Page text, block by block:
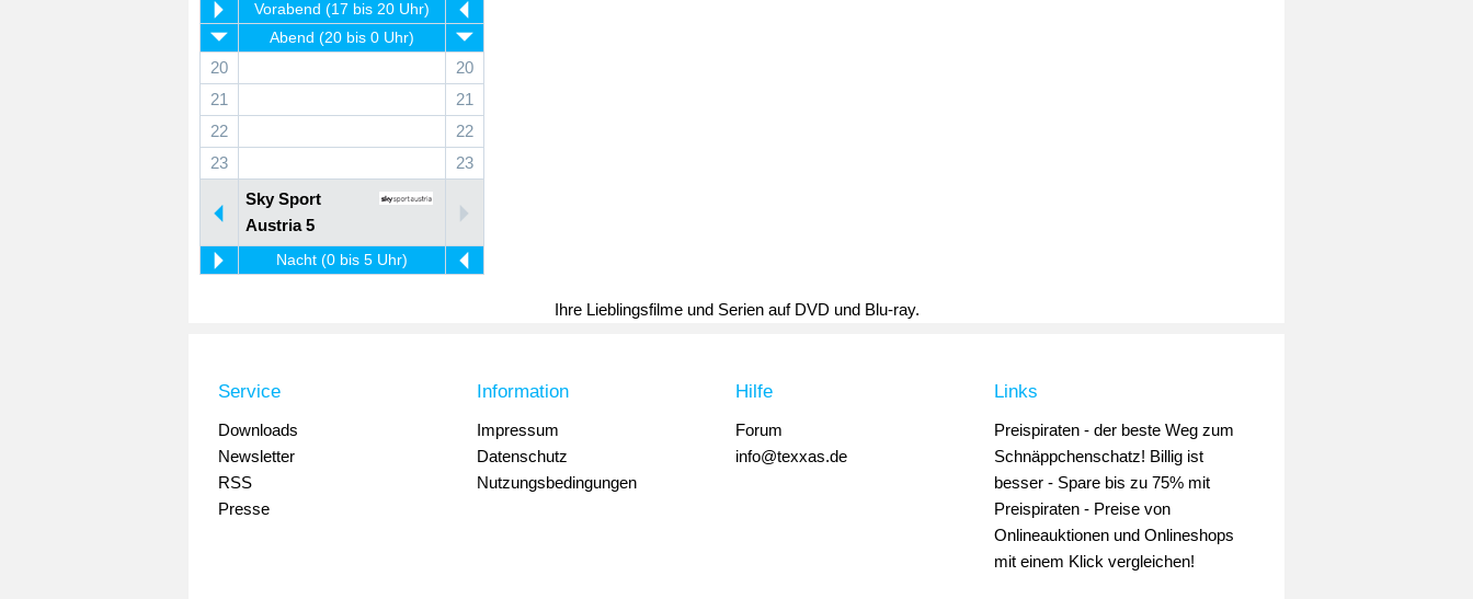
Vorabend (17 bis 20 Uhr)
Abend (20 bis 0 Uhr)
20
20
21
21
22
22
23
23
Sky Sport
Austria 5
Nacht (0 bis 5 Uhr)
Ihre Lieblingsfilme und Serien auf DVD und Blu-ray.
Service
Downloads
Newsletter
RSS
Presse
Information
Impressum
Datenschutz
Nutzungsbedingungen
Hilfe
Forum
info@texxas.de
Links
Preispiraten - der beste Weg zum
Schnäppchenschatz! Billig ist
besser - Spare bis zu 75% mit
Preispiraten - Preise von
Onlineauktionen und Onlineshops
mit einem Klick vergleichen!